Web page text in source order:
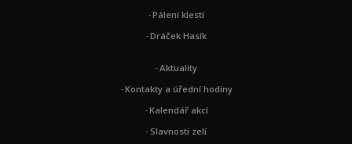
Pálení klestí
Dráček Hasík
Aktuality
Kontakty a úřední hodiny
Kalendář akcí
Slavnosti zelí